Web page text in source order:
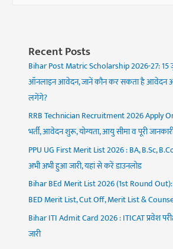
Recent Posts
Bihar Post Matric Scholarship 2026-27: 15
ऑनलाइन आवेदन, जानें कौन कर सकता है आवेदन
लगेंगे?
RRB Technician Recruitment 2026 Apply
भर्ती, आवेदन शुरू, योग्यता, आयु सीमा व पूरी
PPU UG First Merit List 2026 : BA, B.Sc,
अभी अभी हुआ जारी, यहां से करें डाउनलोड
Bihar BEd Merit List 2026 (1st Round
BED Merit List, Cut Off, Merit List &
Bihar ITI Admit Card 2026 : ITICAT प्रवेश
जारी